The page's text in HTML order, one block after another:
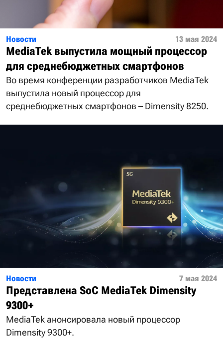
Новости 13 мая 2024
MediaTek выпустила мощный процессор
для среднебюджетных смартфонов
Во время конференции разработчиков MediaTek
выпустила новый процессор для
среднебюджетных смартфонов – Dimensity 8250.
Новости 7 мая 2024
Представлена SoC MediaTek Dimensity
9300+
MediaTek анонсировала новый процессор
Dimensity 9300+.